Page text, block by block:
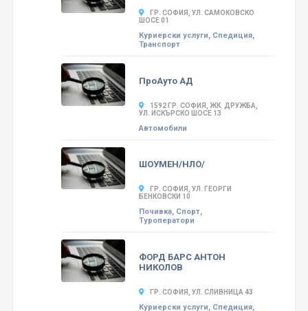
ГР. СОФИЯ, УЛ. САМОКОВСКО
ШОСЕ 01
Куриерски услуги, Спедиция,
Транспорт
ПроАуто АД
1592 ГР. СОФИЯ, ЖК. ДРУЖБА,
УЛ. ИСКЪРСКО ШОСЕ 13
Автомобили
ШОУМЕН/НЛО/
ГР. СОФИЯ, УЛ. ГЕОРГИ
БЕНКОВСКИ 10
Почивка, Спорт,
Туроператори
ФОРД БАРС АНТОН
НИКОЛОВ
ГР. СОФИЯ, УЛ. СЛИВНИЦА 43
Куриерски услуги, Спедиция,